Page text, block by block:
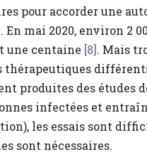
pour accorder une
En mai 2020, environ 2
une centaine [8]. Mais
thérapeutiques
produites des études
infectées et
les essais sont
sont nécessaires.